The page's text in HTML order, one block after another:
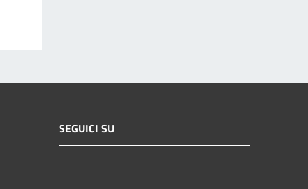
SEGUICI SU